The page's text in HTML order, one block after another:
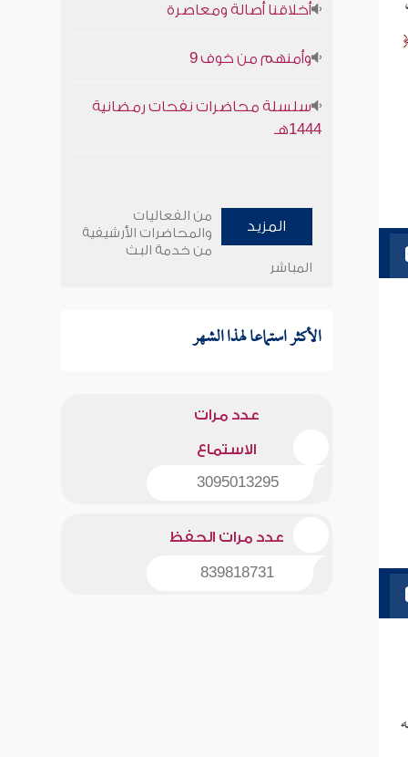
أخلاقنا أصالة ومعاصرة
وأمنهم من خوف 9
سلسلة محاضرات نفحات رمضانية
1444هـ
المزيد
من الفعاليات
والمحاضرات الأرشيفية
من خدمة البث
المباشر
الأكثر استماعا لهذا الشهر
عدد مرات
الاستماع
3095013295
عدد مرات الحفظ
839818731